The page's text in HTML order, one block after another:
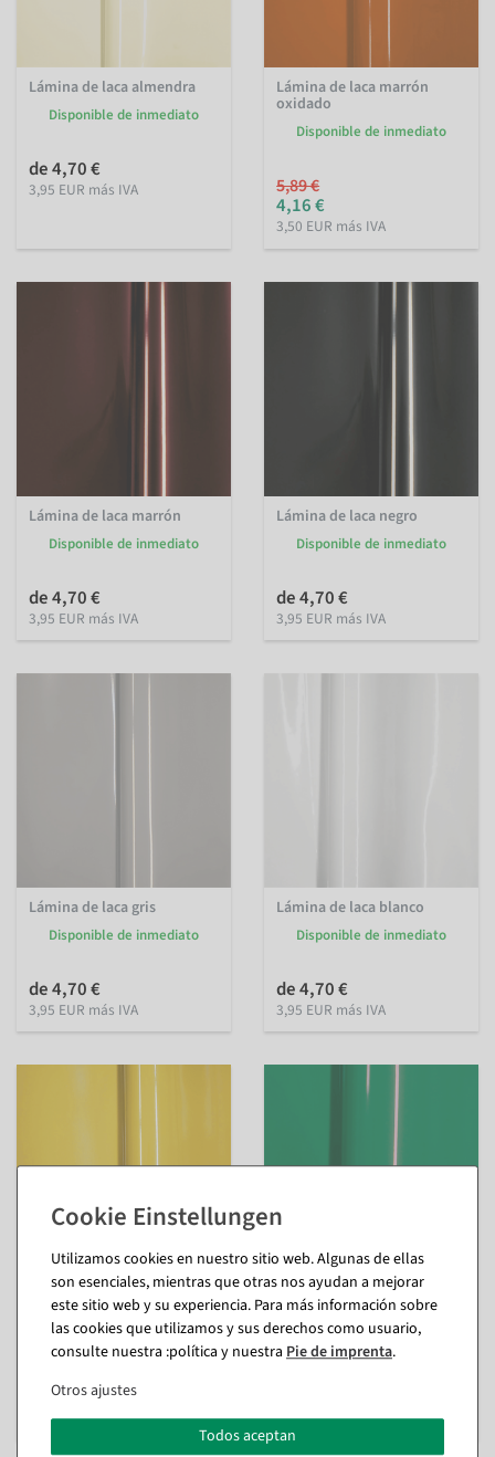
Lámina de laca almendra
Disponible de inmediato
de 4,70 €
3,95 EUR más IVA
Lámina de laca marrón
oxidado
Disponible de inmediato
5,89 €
4,16 €
3,50 EUR más IVA
Lámina de laca marrón
Disponible de inmediato
de 4,70 €
3,95 EUR más IVA
Lámina de laca negro
Disponible de inmediato
de 4,70 €
3,95 EUR más IVA
Lámina de laca gris
Disponible de inmediato
de 4,70 €
3,95 EUR más IVA
Lámina de laca blanco
Disponible de inmediato
de 4,70 €
3,95 EUR más IVA
Lámina de plástico lacada
amarillo limón
Disponible de inmediato
de 4,70 €
3,95 EUR más IVA
Lámina de laca verde musgo
Disponible de inmediato
Utilizamos cookies en nuestro sitio web. Algunas de ellas
son esenciales, mientras que otras nos ayudan a mejorar
este sitio web y su experiencia. Para más información sobre
las cookies que utilizamos y sus derechos como usuario,
consulte nuestra :política y nuestra Pie de imprenta.
Otros ajustes
Todos aceptan